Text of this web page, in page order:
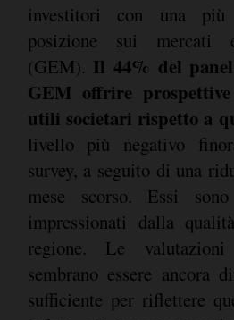
investitori con una
posizione sui mercati
(GEM). Il 44% del
GEM offrire
utili societari rispetto a
livello più negativo
survey, a seguito di una
mese scorso. Essi
impressionati dalla
regione. Le
sembrano essere ancora
sufficiente per riflettere